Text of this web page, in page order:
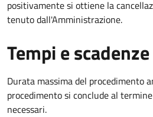
positivamente si ottiene la
tenuto dall'Amministrazione.
Tempi e scadenze
Durata massima del procedimento
procedimento si conclude al
necessari.